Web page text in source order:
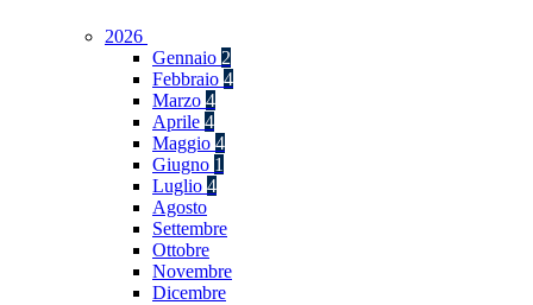
2026
Gennaio 2
Febbraio 4
Marzo 4
Aprile 4
Maggio 4
Giugno 1
Luglio 4
Agosto
Settembre
Ottobre
Novembre
Dicembre